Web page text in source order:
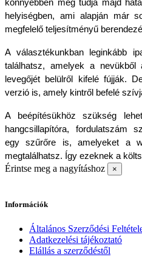
könnyebben meg tudja majd
helyiségben, ami alapján már
megfelelő teljesítményű
A választékunkban leginkább
találhatsz, amelyek a nevükből
levegőjét belülről kifelé fújják.
verzió is, amely kintről befelé
A beépítésükhöz szükség
hangcsillapítóra, fordulatszám
egy szűrőre is, amelyeket a
megtalálhatsz. Így ezeknek a
Érintse meg a nagyításhoz ×
Információk
Általános Szerződési
Adatkezelési tájékoztató
Elállás a szerződéstől